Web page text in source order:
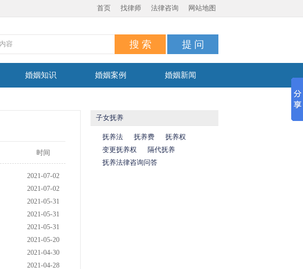
首页 找律师 法律咨询 网站地图
婚姻知识 婚姻案例 婚姻新闻
时间
2021-07-02
2021-07-02
2021-05-31
2021-05-31
2021-05-31
2021-05-20
2021-04-30
2021-04-28
子女抚养
抚养法 抚养费
抚养权
变更抚养权
隔代抚养
抚养法律咨询问答